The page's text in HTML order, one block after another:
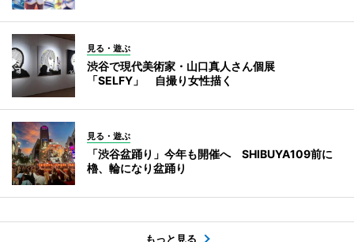
見る・遊ぶ
渋谷で現代美術家・山口真人さん個展
「SELFY」 自撮り女性描く
見る・遊ぶ
「渋谷盆踊り」今年も開催へ SHIBUYA109前に
櫓、輪になり盆踊り
もっと見る